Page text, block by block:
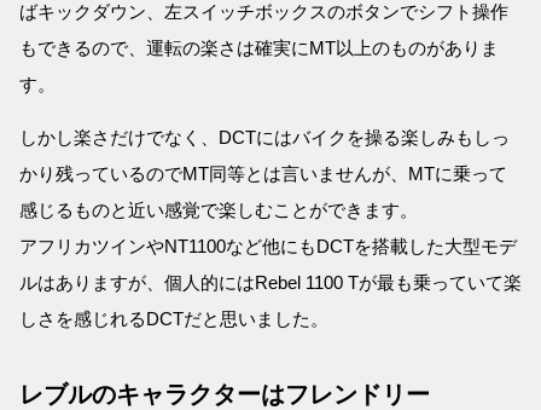
ばキックダウン、左スイッチボックスのボタンでシフト操作
もできるので、運転の楽さは確実にMT以上のものがありま
す。
しかし楽さだけでなく、DCTにはバイクを操る楽しみもしっ
かり残っているのでMT同等とは言いませんが、MTに乗って
感じるものと近い感覚で楽しむことができます。
アフリカツインやNT1100など他にもDCTを搭載した大型モデ
ルはありますが、個人的にはRebel 1100 Tが最も乗っていて楽
しさを感じれるDCTだと思いました。
レブルのキャラクターはフレンドリー